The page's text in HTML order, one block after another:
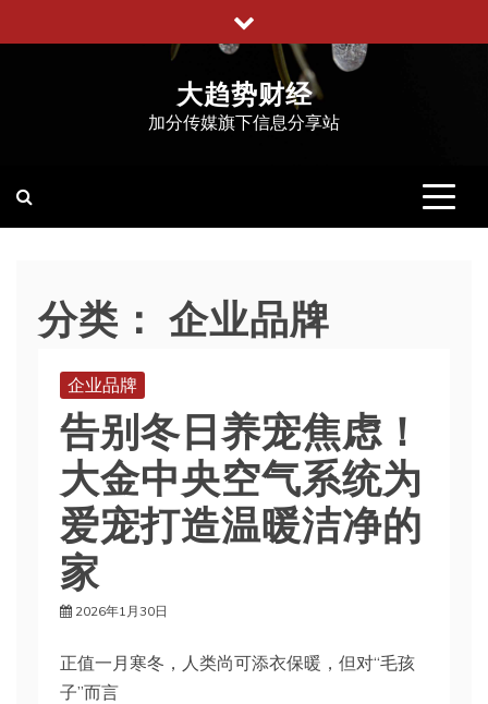
至
大趋势财经
加分传媒旗下信息分享站
分类： 企业品牌
企业品牌
告别冬日养宠焦虑！
大金中央空气系统为
爱宠打造温暖洁净的
家
2026年1月30日
正值一月寒冬，人类尚可添衣保暖，但对“毛孩
子”而言